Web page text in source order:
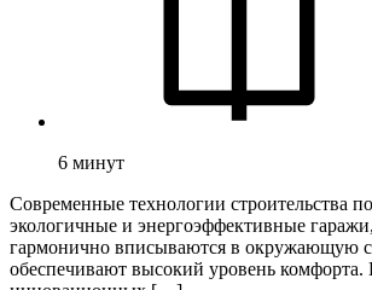
6 минут
Современные технологии строительства
экологичные и энергоэффективные
гармонично вписываются в окружающую
обеспечивают высокий уровень комфорта.